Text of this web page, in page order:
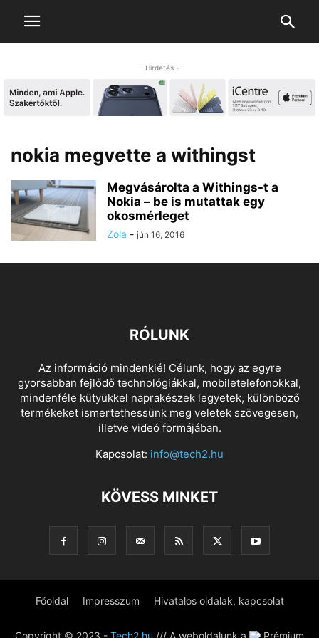
- Hirdetés -
nokia megvette a withingst
Megvásárolta a Withings-t a
Nokia – be is mutattak egy
okosmérleget
Zola - jún 16, 2016
RÓLUNK
Az információ mindenkié! Célunk, hogy az egyre
gyorsabban fejlődő technológiákkal, mobiletelefonokkal,
mindenféle kütyükkel naprakészek legyetek, különböző
termékeket ismertethessünk meg veletek szövegesen,
illetve videó formájában.
Kapcsolat: info@tech2.hu
KÖVESS MINKET
Főoldal Impresszum Hivatalos oldalak, kapcsolat